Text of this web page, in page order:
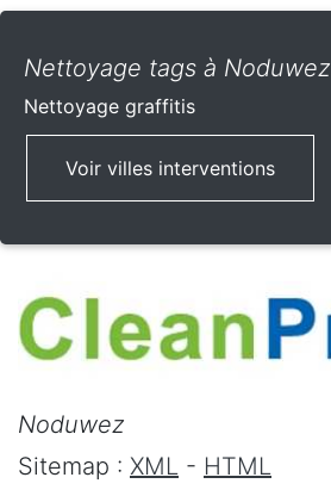
Nettoyage tags à Noduwez
Nettoyage graffitis
Voir villes interventions
Noduwez
Sitemap : XML - HTML